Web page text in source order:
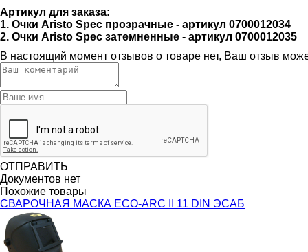
Артикул для заказа:
1. Очки Aristo Spec прозрачные - артикул 0700012034
2. Очки Aristo Spec затемненные - артикул 0700012035
В настоящий момент отзывов о товаре нет, Ваш отзыв
ОТПРАВИТЬ
Документов нет
Похожие товары
СВАРОЧНАЯ МАСКА ECO-ARC II 11 DIN ЭСАБ